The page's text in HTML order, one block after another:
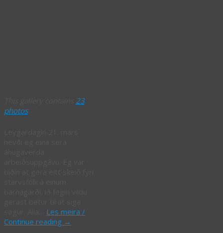
23
photos.
Les meira /
Continue reading →